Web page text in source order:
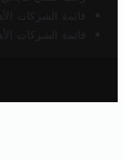
قائمة الشركات
قائمة الشركات